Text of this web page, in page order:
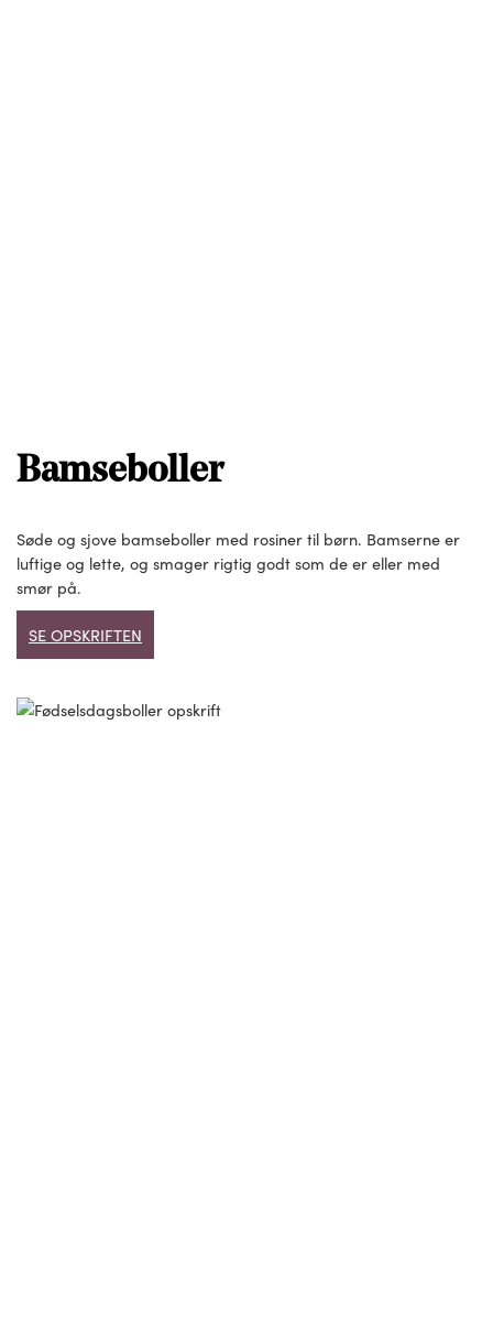
Bamseboller
Søde og sjove bamseboller med rosiner til børn. Bamserne er
luftige og lette, og smager rigtig godt som de er eller med
smør på.
SE OPSKRIFTEN